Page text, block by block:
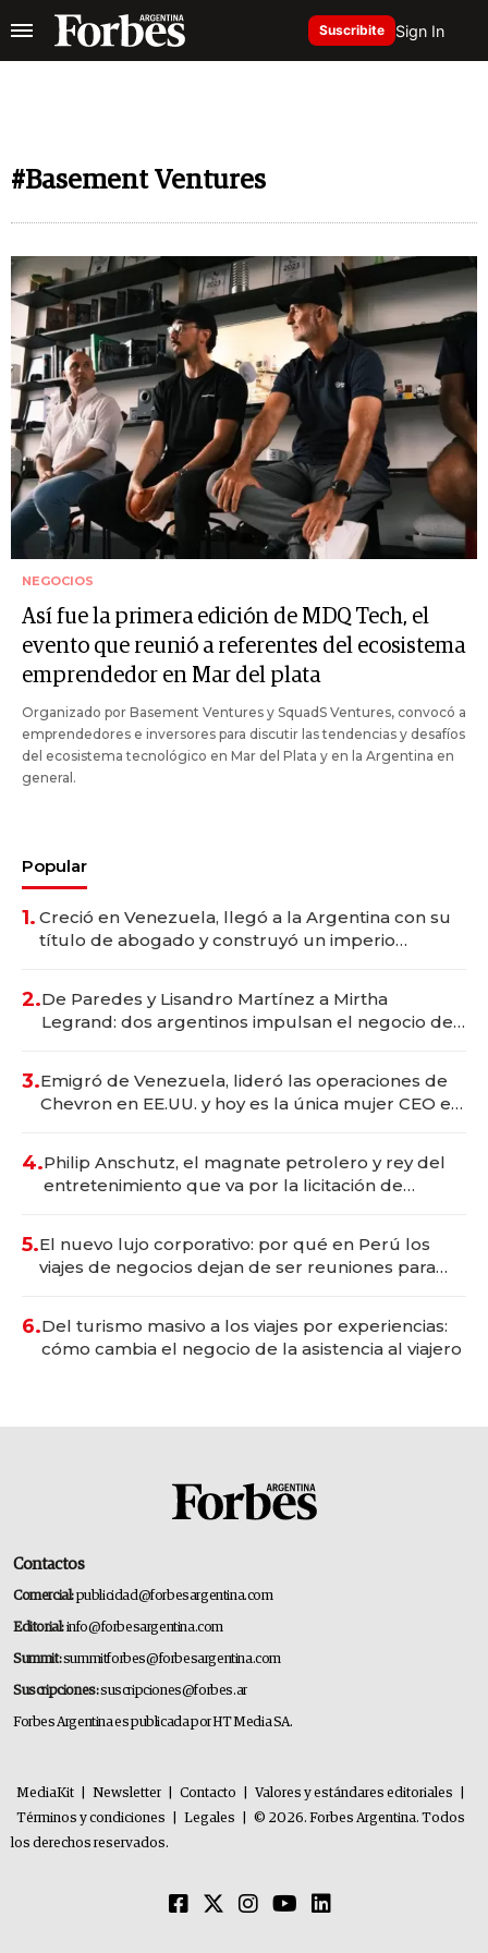
Suscribite Sign In
#Basement Ventures
NEGOCIOS
Así fue la primera edición de MDQ Tech, el
evento que reunió a referentes del ecosistema
emprendedor en Mar del plata
Organizado por Basement Ventures y SquadS Ventures, convocó a
emprendedores e inversores para discutir las tendencias y desafíos
del ecosistema tecnológico en Mar del Plata y en la Argentina en
general.
Popular
1. Creció en Venezuela, llegó a la Argentina con su
título de abogado y construyó un imperio
2.De Paredes y Lisandro Martínez a Mirtha
Legrand: dos argentinos impulsan el negocio del
3.Emigró de Venezuela, lideró las operaciones de
Chevron en EE.UU. y hoy es la única mujer CEO en
4.Philip Anschutz, el magnate petrolero y rey del
entretenimiento que va por la licitación de
5.El nuevo lujo corporativo: por qué en Perú los
viajes de negocios dejan de ser reuniones para
6.Del turismo masivo a los viajes por experiencias:
cómo cambia el negocio de la asistencia al viajero
Contactos
Comercial:publicidad@forbesargentina.com
Editorial:info@forbesargentina.com
Summit:summitforbes@forbesargentina.com
Suscripciones:suscripciones@forbes.ar
Forbes Argentina es publicada por HT Media SA.
MediaKit Newsletter Contacto Valores y estándares editoriales
Términos y condiciones
Legales
© 2026. Forbes Argentina. Todos
los derechos reservados.